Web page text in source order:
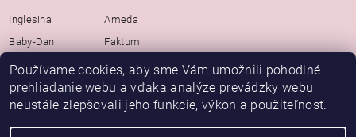
Inglesina
Baby-Dan
Rialto
Bébé-Jou
Avova
Ameda
Faktum
Koelstra
Bambino-Mio
Používame cookies, aby sme Vám umožnili pohodlné
prehliadanie webu a vďaka analýze prevádzky webu
neustále zlepšovali jeho funkcie, výkon a použiteľnosť.